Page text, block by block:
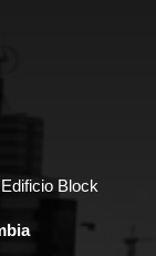
Block